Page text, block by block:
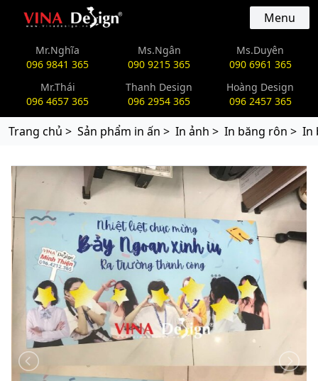
vinadesign.vn Menu
Mr.Nghĩa
096 9841 365
Ms.Ngân
090 9215 365
Ms.Duyên
090 6961 365
Mr.Thái
096 4657 365
Thanh Design
096 2954 365
Hoàng Design
096 2457 365
Trang chủ > Sản phẩm in ấn > In ảnh > In băng rôn > In